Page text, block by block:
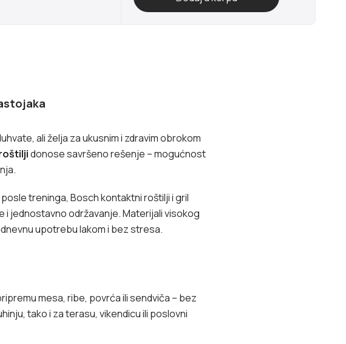
ali želja za ukusnim i zdravim obrokom
donose savršeno rešenje – mogućnost
treninga, Bosch kontaktni roštilji i gril
jednostavno održavanje. Materijali visokog
upotrebu lakom i bez stresa.
mesa, ribe, povrća ili sendviča – bez
tako i za terasu, vikendicu ili poslovni